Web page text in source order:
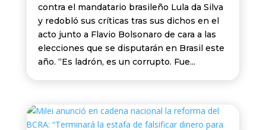
contra el mandatario brasileño Lula da Silva
y redobló sus críticas tras sus dichos en el
acto junto a Flavio Bolsonaro de cara a las
elecciones que se disputarán en Brasil este
año. “Es ladrón, es un corrupto. Fue...